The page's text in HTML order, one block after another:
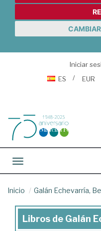
Iniciar
ES
EUR
Toggle navigation
Inicio Galán Echevarría,
Libros
Libros de Galán